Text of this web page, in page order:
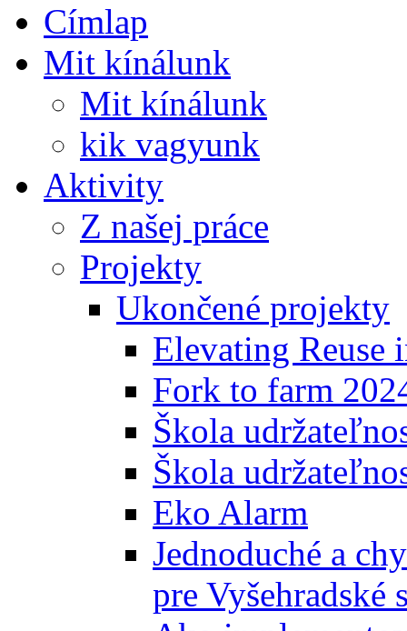
Címlap
Mit kínálunk
Mit kínálunk
kik vagyunk
Aktivity
Z našej práce
Projekty
Ukončené projekty
Elevating Reuse
Fork to farm
Škola
Škola
Eko Alarm
Jednoduché a
pre Vyšehradské